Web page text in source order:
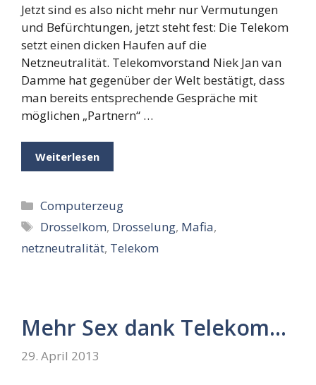
Jetzt sind es also nicht mehr nur Vermutungen
und Befürchtungen, jetzt steht fest: Die Telekom
setzt einen dicken Haufen auf die
Netzneutralität. Telekomvorstand Niek Jan van
Damme hat gegenüber der Welt bestätigt, dass
man bereits entsprechende Gespräche mit
möglichen „Partnern“ …
Weiterlesen
Kategorien
Computerzeug
Schlagwörter
Drosselkom, Drosselung, Mafia,
netzneutralität, Telekom
Mehr Sex dank Telekom…
29. April 2013